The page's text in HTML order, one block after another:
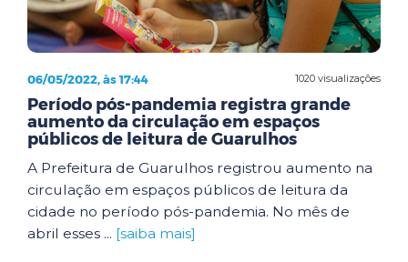
1020 visualizações
06/05/2022, às 17:44
Período pós-pandemia registra grande
aumento da circulação em espaços
públicos de leitura de Guarulhos
A Prefeitura de Guarulhos registrou aumento na
circulação em espaços públicos de leitura da
cidade no período pós-pandemia. No mês de
abril esses ... [saiba mais]